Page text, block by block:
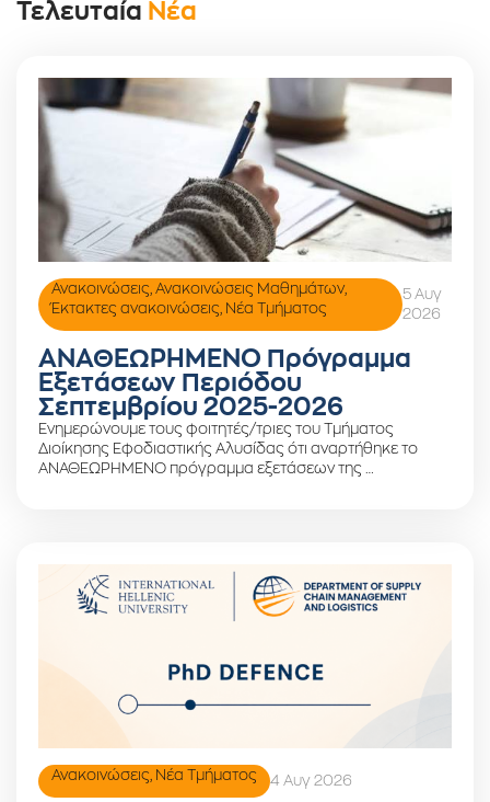
Τελευταία Νέα
Ανακοινώσεις Ανακοινώσεις Μαθημάτων,
Έκτακτες ανακοινώσεις
Νέα Τμήματος
5 Αυγ
2026
ΑΝΑΘΕΩΡΗΜΕΝΟ Πρόγραμμα
Εξετάσεων Περιόδου
Σεπτεμβρίου 2025-2026
Ενημερώνουμε τους φοιτητές/τριες του Τμήματος
Διοίκησης Εφοδιαστικής Αλυσίδας ότι αναρτήθηκε το
ΑΝΑΘΕΩΡΗΜΕΝΟ πρόγραμμα εξετάσεων της …
Ανακοινώσεις Νέα Τμήματος 4 Αυγ 2026